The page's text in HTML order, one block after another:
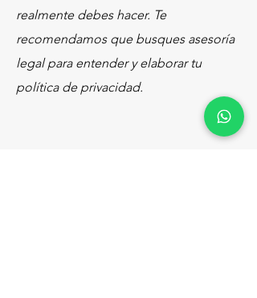
realmente debes hacer. Te
recomendamos que busques asesoría
legal para entender y elaborar tu
política de privacidad.